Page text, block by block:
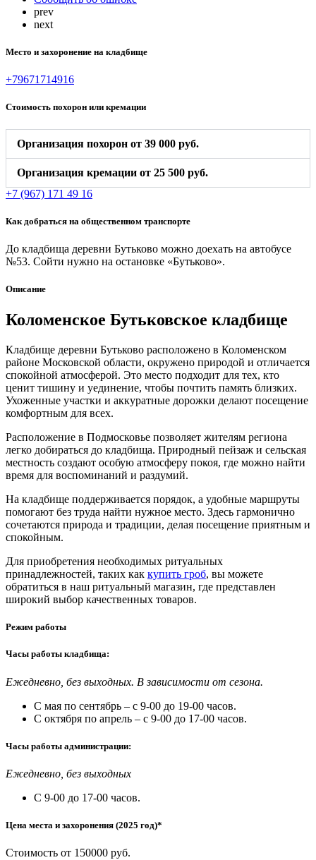
prev
next
Место и захоронение на кладбище
+79671714916
Стоимость похорон или кремации
Организация похорон от 39 000 руб.
Организация кремации от 25 500 руб.
+7 (967) 171 49 16
Как добраться на общественном транспорте
До кладбища деревни Бутьково можно доехать на автобусе
№53. Сойти нужно на остановке «Бутьково».
Описание
Коломенское Бутьковское кладбище
Кладбище деревни Бутьково расположено в Коломенском
районе Московской области, окружено природой и отличается
спокойной атмосферой. Это место подходит для тех, кто
ценит тишину и уединение, чтобы почтить память близких.
Ухоженные участки и аккуратные дорожки делают посещение
комфортным для всех.
Расположение в Подмосковье позволяет жителям региона
легко добираться до кладбища. Природный пейзаж и сельская
местность создают особую атмосферу покоя, где можно найти
время для воспоминаний и раздумий.
На кладбище поддерживается порядок, а удобные маршруты
помогают без труда найти нужное место. Здесь гармонично
сочетаются природа и традиции, делая посещение приятным и
спокойным.
Для приобретения необходимых ритуальных
принадлежностей, таких как купить гроб, вы можете
обратиться в наш ритуальный магазин, где представлен
широкий выбор качественных товаров.
Режим работы
Часы работы кладбища:
Ежедневно, без выходных. В зависимости от сезона.
С мая по сентябрь – с 9-00 до 19-00 часов.
С октября по апрель – с 9-00 до 17-00 часов.
Часы работы администрации:
Ежедневно, без выходных
С 9-00 до 17-00 часов.
Цена места и захоронения (2025 год)*
Стоимость от 150000 руб.